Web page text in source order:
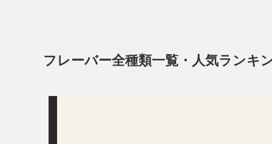
フレーバー全種類一覧・人気ランキ